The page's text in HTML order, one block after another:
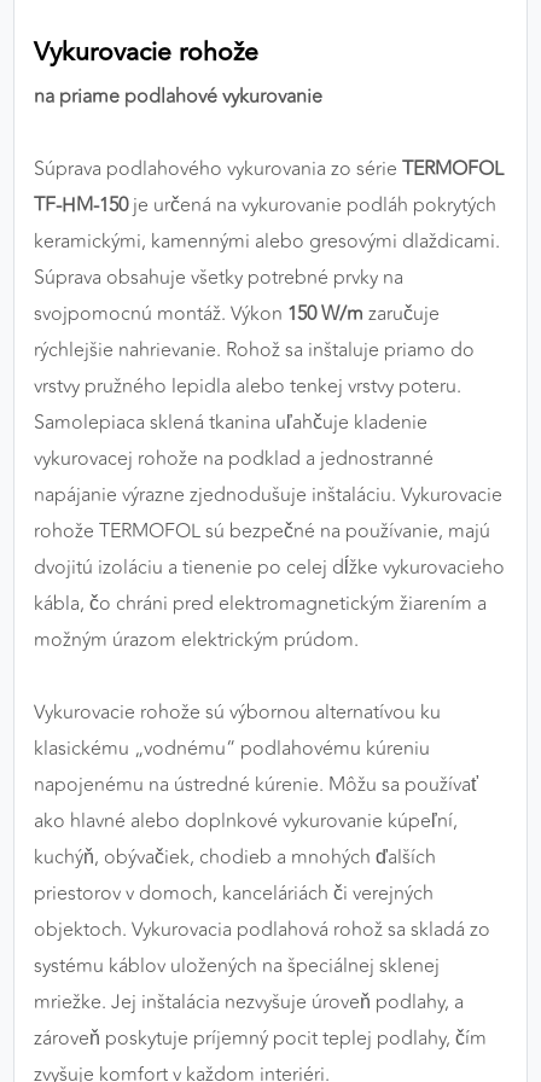
Vykurovacie rohože
na priame podlahové vykurovanie
Súprava podlahového vykurovania zo série TERMOFOL
TF-HM-150je určená na vykurovanie podláh pokrytých
keramickými, kamennými alebo gresovými dlaždicami.
Súprava obsahuje všetky potrebné prvky na
svojpomocnú montáž. Výkon 150 W/m zaručuje
rýchlejšie nahrievanie. Rohož sa inštaluje priamo do
vrstvy pružného lepidla alebo tenkej vrstvy poteru.
Samolepiaca sklená tkanina uľahčuje kladenie
vykurovacej rohože na podklad a jednostranné
napájanie výrazne zjednodušuje inštaláciu. Vykurovacie
rohože TERMOFOL sú bezpečné na používanie, majú
dvojitú izoláciu a tienenie po celej dĺžke vykurovacieho
kábla, čo chráni pred elektromagnetickým žiarením a
možným úrazom elektrickým prúdom.
Vykurovacie rohože sú výbornou alternatívou ku
klasickému „vodnému“ podlahovému kúreniu
napojenému na ústredné kúrenie. Môžu sa používať
ako hlavné alebo doplnkové vykurovanie kúpeľní,
kuchýň, obývačiek, chodieb a mnohých ďalších
priestorov v domoch, kanceláriách či verejných
objektoch. Vykurovacia podlahová rohož sa skladá zo
systému káblov uložených na špeciálnej sklenej
mriežke. Jej inštalácia nezvyšuje úroveň podlahy, a
zároveň poskytuje príjemný pocit teplej podlahy, čím
zvyšuje komfort v každom interiéri.
MARKETINGOVÉ COOKIES
správania používateľov naprieč webovými
stránkami. Umožňujú nám a našim partnerom
zobrazovať cielenú a relevantnú reklamu, a to na
našom webe aj v reklamných sieťach tretích strán.
Google Ads
Poskytovateľ: Google